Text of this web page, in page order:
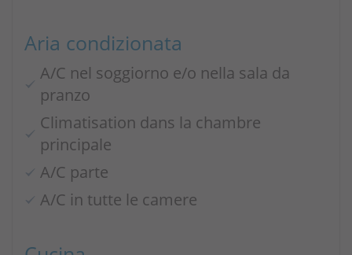
Aria condizionata
A/C nel soggiorno e/o nella sala da
pranzo
Climatisation dans la chambre
principale
A/C parte
A/C in tutte le camere